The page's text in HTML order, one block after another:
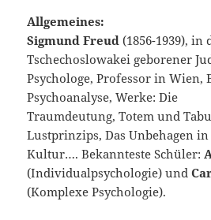
Allgemeines:
Sigmund Freud (1856-1939), in
Tschechoslowakei geborener
Psychologe, Professor in Wien,
Psychoanalyse, Werke: Die
Traumdeutung, Totem und
Lustprinzips, Das Unbehagen
Kultur…. Bekannteste Schüler:
(Individualpsychologie) und
(Komplexe Psychologie).